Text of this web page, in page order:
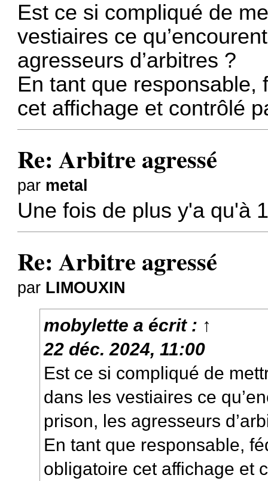
Est ce si compliqué de
vestiaires ce
agresseurs d’arbitres ?
En tant que responsable,
cet affichage et contrôlé
Re: Arbitre agressé
par metal
Une fois de plus y'a qu'à
Re: Arbitre agressé
par LIMOUXIN
mobylette a écrit : ↑
22 déc. 2024, 11:00
Est ce si compliqué de
dans les vestiaires ce
prison, les agresseurs
En tant que responsable,
obligatoire cet affichage et